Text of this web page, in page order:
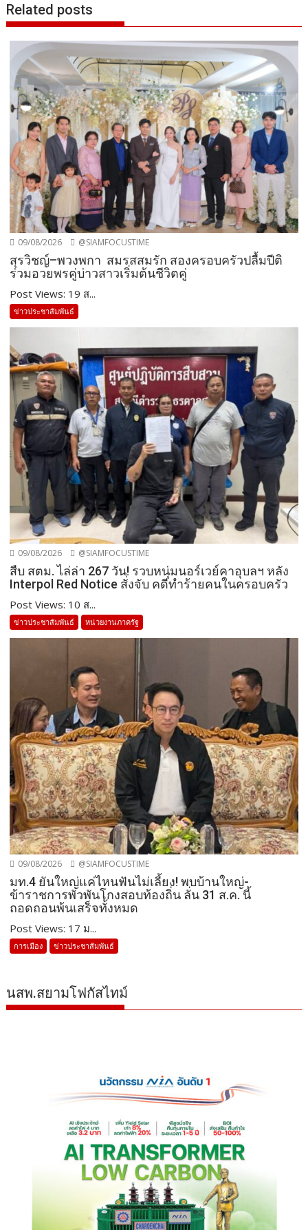
Related posts
09/08/2026 @SIAMFOCUSTIME
สุรวิชญ์–พวงพกา สมรสสมรัก สองครอบครัวปลื้มปีติ
ร่วมอวยพรคู่บ่าวสาวเริ่มต้นชีวิตคู่
Post Views: 19 ส...
ข่าวประชาสัมพันธ์
09/08/2026 @SIAMFOCUSTIME
สืบ สตม. ไล่ล่า 267 วัน! รวบหนุ่มนอร์เวย์คาอุบลฯ หลัง
Interpol Red Notice สั่งจับ คดีทำร้ายคนในครอบครัว
Post Views: 10 ส...
ข่าวประชาสัมพันธ์ หน่วยงานภาครัฐ
09/08/2026 @SIAMFOCUSTIME
มท.4 ยันใหญ่แค่ไหนฟันไม่เลี้ยง! พบบ้านใหญ่-
ข้าราชการพัวพันโกงสอบท้องถิ่น ลั่น 31 ส.ค. นี้
ถอดถอนพ้นเสร็จทั้งหมด
Post Views: 17 ม...
การเมือง ข่าวประชาสัมพันธ์
นสพ.สยามโฟกัสไทม์